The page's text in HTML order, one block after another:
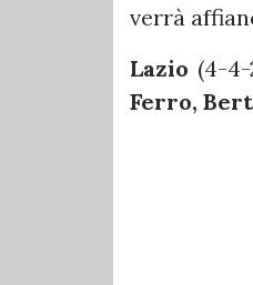
verrà
Lazio (4-4-
Ferro,